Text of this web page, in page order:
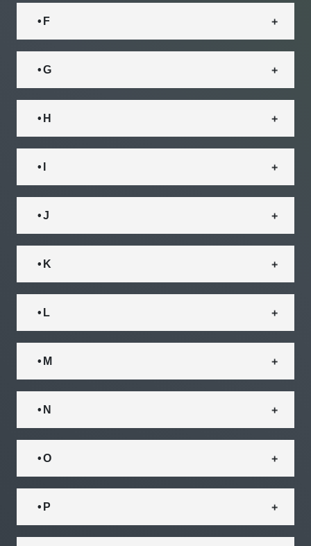
• F
• G
• H
• I
• J
• K
• L
• M
• N
• O
• P